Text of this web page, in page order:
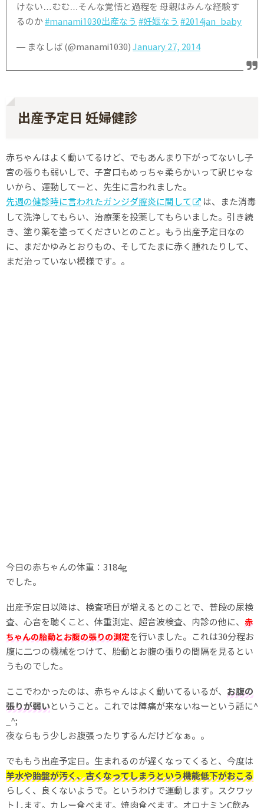
けない…むむ…そんな覚悟と過程を 母親はみんな経験す
るのか#manami1030出産なう #妊娠なう #2014jan_baby
— まなしば (@manami1030)January 27, 2014
出産予定日 妊婦健診
赤ちゃんはよく動いてるけど、でもあんまり下がってないし子
宮の張りも弱いしで、子宮口もめっちゃ柔らかいって訳じゃな
いから、運動してーと、先生に言われました。
先週の健診時に言われたガンジダ膣炎に関して
は、また消毒
して洗浄してもらい、治療薬を投薬してもらいました。引き続
き、塗り薬を塗ってくださいとのこと。もう出産予定日なの
に、まだかゆみとおりもの、そしてたまに赤く腫れたりして、
まだ治っていない模様です。。
今日の赤ちゃんの体重：3184g
でした。
出産予定日以降は、検査項目が増えるとのことで、普段の尿検
査、心音を聴くこと、体重測定、超音波検査、内診の他に、 赤
ちゃんの胎動とお腹の張りの測定を行いました。これは30分程お
腹に二つの機械をつけて、胎動とお腹の張りの間隔を見るとい
うものでした。
ここでわかったのは、赤ちゃんはよく動いてるいるが、 お腹の
張りが弱いということ。これでは陣痛が来ないねーという話に^
_^;
夜ならもう少しお腹張ったりするんだけどなぁ。。
でももう出産予定日。生まれるのが遅くなってくると、今度は
羊水や胎盤が汚く、古くなってしまうという機能低下がおこる
らしく、良くないようで。というわけで運動します。スクワッ
トします。カレー食べます。焼肉食べます。オロナミンC飲み